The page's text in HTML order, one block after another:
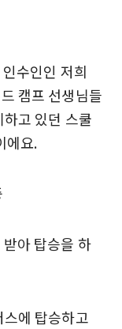
수인인 저희
캠프 선생님들
고 있던 스쿨
에요.
에 탑승하고